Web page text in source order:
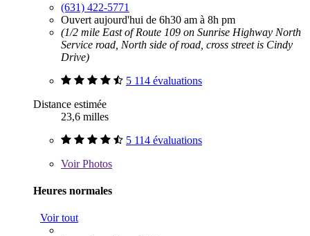
(631) 422-5771
Ouvert aujourd'hui de 6h30 am à 8h pm
(1/2 mile East of Route 109 on Sunrise Highway North
Service road, North side of road, cross street is Cindy
Drive)
5 114 évaluations
Distance estimée
23,6 milles
5 114 évaluations
VoirPhotos
Heures normales
Voir tout